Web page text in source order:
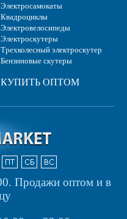
Электросамокаты
Квадроциклы
Электровелосипеды
Электроскутеры
Трехколесный электроскутер
Бензиновые скутеры
КУПИТЬ ОПТОМ
Продажи оптом и в